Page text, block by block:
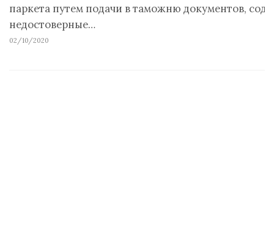
паркета путем подачи в таможню документов,
недостоверные…
02/10/2020